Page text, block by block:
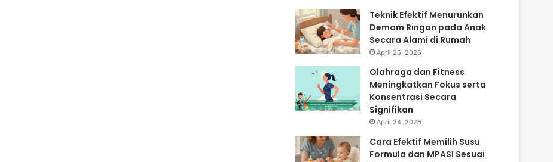
Teknik Efektif Menurunkan
Demam Ringan pada Anak
Secara Alami di Rumah
April 25, 2026
Olahraga dan Fitness
Meningkatkan Fokus serta
Konsentrasi Secara
Signifikan
April 24, 2026
Cara Efektif Memilih Susu
Formula dan MPASI Sesuai